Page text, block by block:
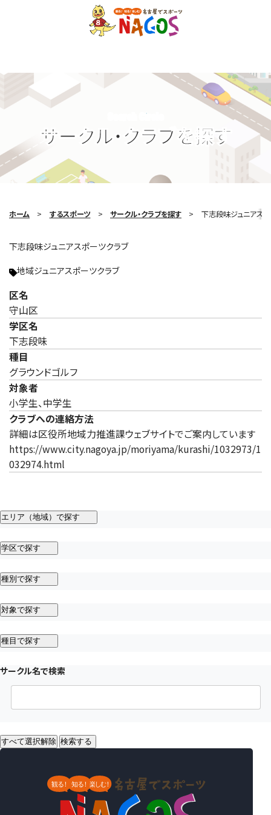
サークル・クラブを探す
Search Circle
ホーム するスポーツ サークル・クラブを探す 下志段味ジュニアス
下志段味ジュニアスポーツクラブ
地域ジュニアスポーツクラブ
区名
守山区
学区名
下志段味
種目
グラウンドゴルフ
対象者
小学生、中学生
クラブへの連絡方法
詳細は区役所地域力推進課ウェブサイトでご案内しています
https://www.city.nagoya.jp/moriyama/kurashi/1032973/1
032974.html
エリア（地域）で探す
学区で探す
種別で探す
対象で探す
種目で探す
サークル名で検索
すべて選択解除 検索する